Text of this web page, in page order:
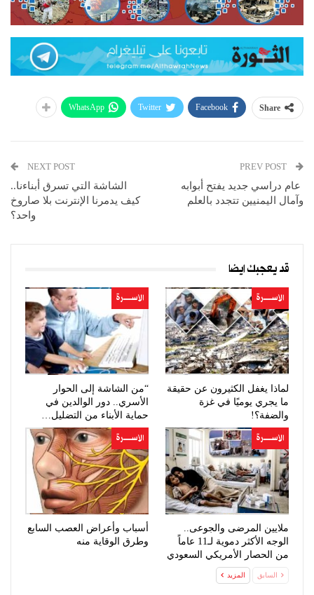
Share
Facebook
Twitter
WhatsApp
عام دراسي جديد يفتح أبوابه
وآمال اليمنيين تتجدد بالعلم
NEXT POST
الشاشة التي تسرق أبناءنا..
كيف يدمرنا الإنترنت بلا صاروخ
واحد؟
قد يعجبك ايضا
الأســــــرة
لماذا يغفل الكثيرون عن حقيقة
ما يجري يوميًا في غزة
والضفة؟!
الأســــــرة
“من الشاشة إلى الحوار
الأسري.. دور الوالدين في
حماية الأبناء من التضليل…
الأســــــرة
ملايين المرضى والجوعى..
الوجه الأكثر دموية لـ11 عاماً
من الحصار الأمريكي السعودي
الأســــــرة
أسباب وأعراض العصب السابع
وطرق الوقاية منه
السابق المزيد